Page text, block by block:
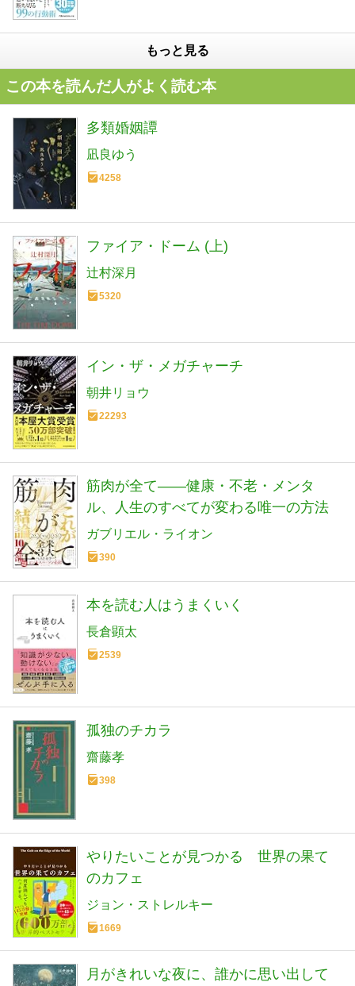
もっと見る
この本を読んだ人がよく読む本
多類婚姻譚
凪良ゆう
4258
ファイア・ドーム (上)
辻村深月
5320
イン・ザ・メガチャーチ
朝井リョウ
22293
筋肉が全て——健康・不老・メンタ
ル、人生のすべてが変わる唯一の方法
ガブリエル・ライオン
390
本を読む人はうまくいく
長倉顕太
2539
孤独のチカラ
齋藤孝
398
やりたいことが見つかる 世界の果て
のカフェ
ジョン・ストレルキー
1669
月がきれいな夜に、誰かに思い出して